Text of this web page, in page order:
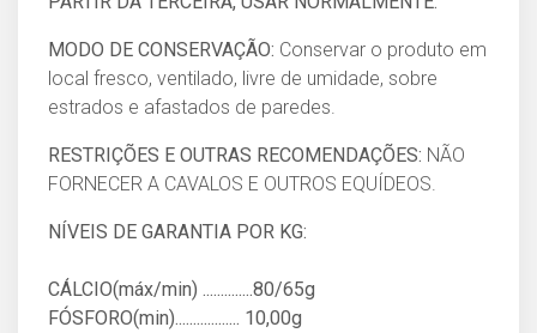
MODO DE CONSERVAÇÃO: Conservar o produto em
local fresco, ventilado, livre de umidade, sobre
estrados e afastados de paredes.
RESTRIÇÕES E OUTRAS RECOMENDAÇÕES: NÃO
FORNECER A CAVALOS E OUTROS EQUÍDEOS.
NÍVEIS DE GARANTIA POR KG:
CÁLCIO(máx/min) ..............80/65g
FÓSFORO(min).................. 10,00g